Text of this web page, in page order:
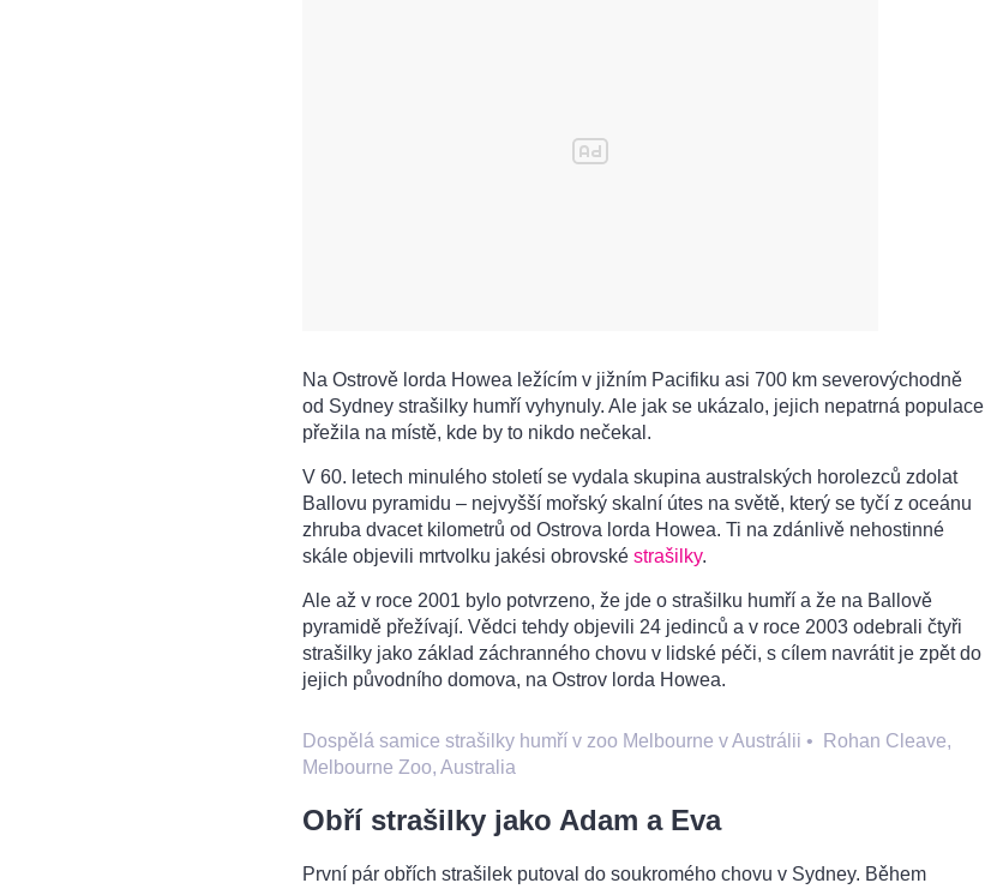
Na Ostrově lorda Howea ležícím v jižním Pacifiku asi 700 km severovýchodně
od Sydney strašilky humří vyhynuly. Ale jak se ukázalo, jejich nepatrná populace
přežila na místě, kde by to nikdo nečekal.
V 60. letech minulého století se vydala skupina australských horolezců zdolat
Ballovu pyramidu – nejvyšší mořský skalní útes na světě, který se tyčí z oceánu
zhruba dvacet kilometrů od Ostrova lorda Howea. Ti na zdánlivě nehostinné
skále objevili mrtvolku jakési obrovské strašilky.
Ale až v roce 2001 bylo potvrzeno, že jde o strašilku humří a že na Ballově
pyramidě přežívají. Vědci tehdy objevili 24 jedinců a v roce 2003 odebrali čtyři
strašilky jako základ záchranného chovu v lidské péči, s cílem navrátit je zpět do
jejich původního domova, na Ostrov lorda Howea.
Dospělá samice strašilky humří v zoo Melbourne v Austrálii •
Rohan Cleave,
Melbourne Zoo, Australia
Obří strašilky jako Adam a Eva
První pár obřích strašilek putoval do soukromého chovu v Sydney. Během